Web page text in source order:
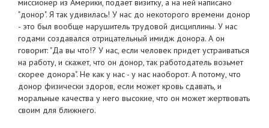
миссионер из Америки, подает визитку, а на ней написано
"донор". Я так удивилась! У нас до некоторого времени донор
- это был вообще нарушитель трудовой дисциплины. У нас
годами создавался отрицательный имидж донора. А он
говорит: "Да вы что!? У нас, если человек придет устраиваться
на работу, и скажет, что он донор, так работодатель возьмет
скорее донора". Не как у нас - у нас наоборот. А потому, что
донор физически здоров, если может кровь сдавать, и
моральные качества у него высокие, что он может жертвовать
своим для ближнего.